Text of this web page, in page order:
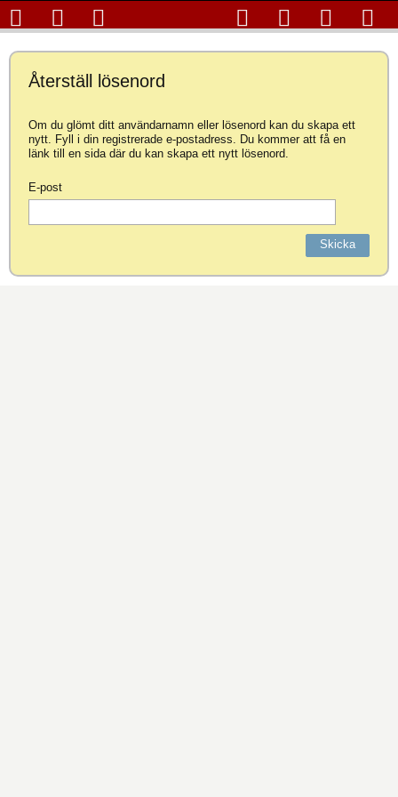
Återställ lösenord
Om du glömt ditt användarnamn eller lösenord kan du skapa ett
nytt. Fyll i din registrerade e-postadress. Du kommer att få en
länk till en sida där du kan skapa ett nytt lösenord.
E-post